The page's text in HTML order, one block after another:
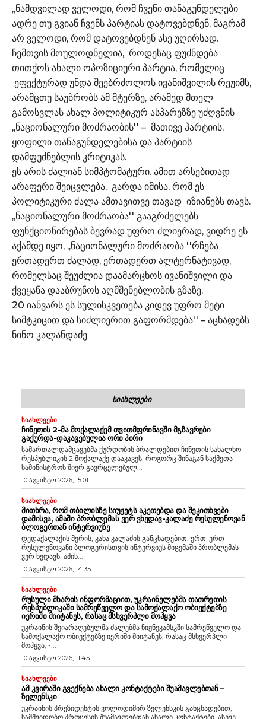
,,ნამდვილად ველოდი, რომ ჩვენი თანაგუნდელები
ადრე თუ გვიან ჩვენს პარტიას დატოვებდნენ, მაგრამ
არ ველოდი, რომ დატოვებდნენ ასე უღირსად.
ჩემთვის მოულოდნელია, როდესაც ფუძნდება
თითქოს ახალი ოპოზიციური პარტია, რომელიც
ეფექტურად უნდა შეებრძოლოს ივანიშვილის რეჟიმს,
არამცთუ საუბრობს ამ მტერზე, არამედ მთელ
გამოსვლას ახალ პოლიტიკურ ასპარეზზე უძღვნის
,,ნაციონალური მოძრაობის'' – მათივე პარტიის,
ყოფილი თანაგუნდელებისა და პარტიის
დამფუძნებლის კრიტიკას.
ეს არის ძალიან სიმპტომატური. ამით არსებითად
არაფერი შეიცვლება, გარდა იმისა, რომ ეს
პოლიტიკური ძალა ამთავითვე თავად იზიანებს თავს.
,,ნაციონალური მოძრაობა'' გააგრძელებს
ფუნქციონირებას ბევრად უფრო ძლიერად, ვიდრე ეს
აქამდე იყო, ,,ნაციონალური მოძრაობა ''რჩება
ერთადერთ ძალად, ერთადერთ ალტერნატივად,
რომელსაც შეუძლია დაამარცხოს ივანიშვილი და
ქვეყანა დააბრუნოს აღმშენებლობის გზაზე.
20 იანვარს ეს სულისკვეთება კიდევ უფრო მეტი
სიმტკიცით და სიძლიერით გაფორმდება'' – აცხადებს
ნინო კალანდაძე
ᲡᲘᲐᲮᲚᲔᲔᲑᲘ
ᲡᲘᲐᲮᲚᲔᲔᲑᲘ
ᲩᲘᲜᲔᲗᲘᲡ 2-ᲛᲐ ᲛᲝᲥᲐᲚᲐᲥᲔᲛ ᲗᲕᲘᲗᲛᲤᲠᲘᲜᲐᲕᲨᲘ ᲛᲒᲖᲐᲕᲠᲔᲑᲘ
ᲒᲐᲥᲣᲠᲓᲐ-ᲓᲐᲙᲐᲕᲔᲑᲣᲚᲘᲐ ᲝᲠᲘ ᲞᲘᲠᲘ
სამართალდამცავებმა ქურდობის ბრალდებით ჩინეთის სახალხო
რესპუბლიკის 2 მოქალაქე დააკავეს. როგორც შინაგან საქმეთა
სამინისტროს მიერ გავრცელებულ...
10 აგვისტო 2026, 15:01
ᲡᲘᲐᲮᲚᲔᲔᲑᲘ
ᲛᲘᲗᲮᲠᲐ, ᲠᲝᲛ ᲗᲑᲘᲚᲘᲡᲖᲔ ᲡᲘᲣᲟᲔᲢᲡ ᲐᲙᲔᲗᲔᲑᲓᲐ ᲓᲐ ᲨᲔᲙᲘᲗᲮᲕᲔᲑᲘ
ᲓᲐᲛᲘᲡᲕᲐ, ᲐᲛᲐᲨᲘ ᲞᲠᲝᲑᲚᲔᲛᲐᲡ ᲕᲔᲠ ᲕᲮᲔᲓᲐᲕ-ᲙᲐᲚᲐᲫᲔ ᲠᲣᲡᲣᲚᲔᲜᲝᲕᲐᲜ
ᲑᲚᲝᲒᲔᲠᲗᲐᲜ ᲘᲜᲢᲔᲠᲕᲘᲣᲖᲔ
დედაქალაქის მერის, კახა კალაძის განცხადებით, ერთ-ერთ
რუსულენოვანი ბლოგერისთვის ინტერვიუს მიცემაში პრობლემას
ვერ ხედავს. ამის...
10 აგვისტო 2026, 14:35
ᲡᲘᲐᲮᲚᲔᲔᲑᲘ
ᲠᲣᲡᲣᲚᲘ ᲛᲮᲐᲠᲘᲡ ᲘᲜᲤᲝᲠᲛᲐᲪᲘᲘᲗ, ᲣᲙᲠᲐᲘᲜᲔᲚᲔᲑᲛᲐ ᲗᲐᲗᲠᲔᲗᲘᲡ
ᲠᲔᲡᲞᲣᲑᲚᲘᲙᲐᲨᲘ ᲡᲐᲛᲠᲔᲬᲕᲔᲚᲝ ᲓᲐ ᲡᲐᲛᲝᲥᲐᲚᲐᲥᲝ ᲝᲑᲘᲔᲥᲢᲔᲑᲖᲔ
ᲘᲔᲠᲘᲨᲘ ᲛᲘᲘᲢᲐᲜᲔᲡ, ᲠᲐᲡᲐᲪ ᲛᲡᲮᲕᲔᲠᲞᲚᲘ ᲛᲝᲰᲧᲕᲐ
უკრაინის შეიარაღებულმა ძალებმა ნიჟნეკამსკში სამრეწველო და
სამოქალაქო ობიექტებზე იერიში მიიტანეს, რასაც მსხვერპლი
მოჰყვა, -...
10 აგვისტო 2026, 11:45
ᲡᲘᲐᲮᲚᲔᲔᲑᲘ
ᲐᲛ ᲙᲕᲘᲠᲐᲨᲘ ᲒᲕᲔᲥᲜᲔᲑᲐ ᲐᲮᲐᲚᲘ ᲙᲝᲜᲢᲐᲥᲢᲔᲑᲘ ᲨᲣᲐᲛᲐᲕᲚᲔᲑᲗᲐᲜ –
ᲖᲔᲚᲔᲜᲡᲙᲘ
უკრაინის პრეზიდენტის ვოლოდიმირ ზელენსკის განცხადებით,
სამშვიდობო პროცესის შუამავლებთან ახალი კონტაქტები, ასევე